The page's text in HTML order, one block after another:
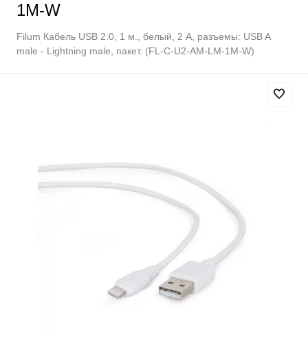
1M-W
Filum Кабель USB 2.0, 1 м., белый, 2 А, разъемы: USB A
male - Lightning male, пакет. (FL-C-U2-AM-LM-1M-W)